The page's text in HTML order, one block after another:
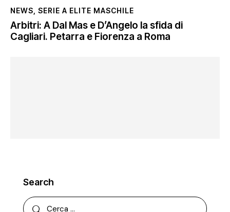
NEWS SERIE A ELITE MASCHILE
Arbitri: A Dal Mas e D’Angelo la sfida di
Cagliari. Petarra e Fiorenza a Roma
Search